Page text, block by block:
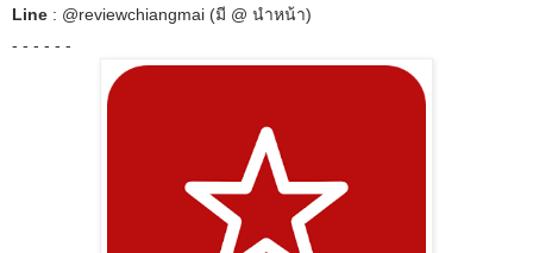
Line : @reviewchiangmai (มี @ นำหน้า)
- - - - - -